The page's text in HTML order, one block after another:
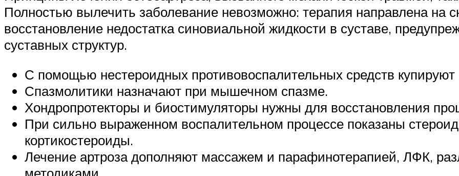
Полностью вылечить заболевание невозможно: терапия направлена на
восстановление недостатка синовиальной жидкости в суставе,
суставных структур.
С помощью нестероидных противовоспалительных средств купируют
Спазмолитики назначают при мышечном спазме.
Хондропротекторы и биостимуляторы нужны для восстановления
При сильно выраженном воспалительном процессе показаны
кортикостероиды.
Лечение артроза дополняют массажем и парафинотерапией, ЛФК,